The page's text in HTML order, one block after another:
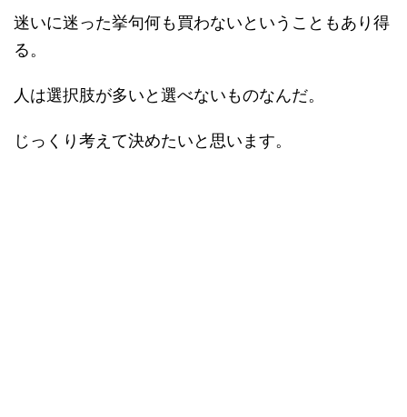
迷いに迷った挙句何も買わないということもあり得
る。
人は選択肢が多いと選べないものなんだ。
じっくり考えて決めたいと思います。